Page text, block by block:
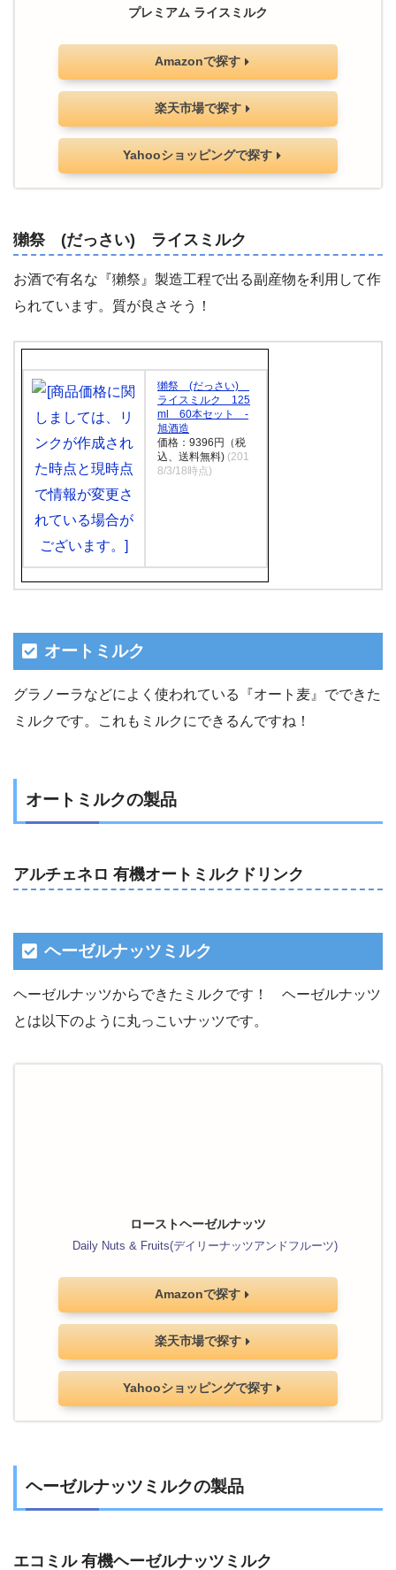
プレミアム ライスミルク
Amazonで探す
楽天市場で探す
Yahooショッピングで探す
獺祭 (だっさい) ライスミルク
お酒で有名な『獺祭』製造工程で出る副産物を利用して作
られています。質が良さそう！
獺祭 (だっさい)
ライスミルク 125
ml 60本セット -
旭酒造
価格：9396円（税
込、送料無料) (201
8/3/18時点)
オートミルク
グラノーラなどによく使われている『オート麦』でできた
ミルクです。これもミルクにできるんですね！
オートミルクの製品
アルチェネロ 有機オートミルクドリンク
ヘーゼルナッツミルク
ヘーゼルナッツからできたミルクです！ ヘーゼルナッツ
とは以下のように丸っこいナッツです。
ローストヘーゼルナッツ
Daily Nuts & Fruits(デイリーナッツアンドフルーツ)
Amazonで探す
楽天市場で探す
Yahooショッピングで探す
ヘーゼルナッツミルクの製品
エコミル 有機ヘーゼルナッツミルク